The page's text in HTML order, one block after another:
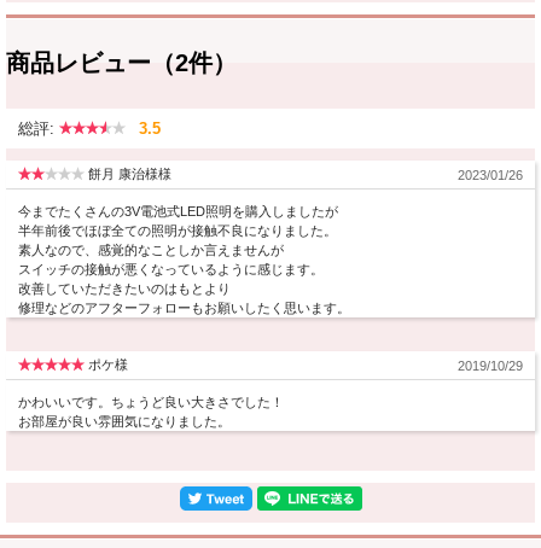
商品レビュー（2件）
総評: 3.5
餅月 康治様様 2023/01/26
今までたくさんの3V電池式LED照明を購入しましたが
半年前後でほぼ全ての照明が接触不良になりました。
素人なので、感覚的なことしか言えませんが
スイッチの接触が悪くなっているように感じます。
改善していただきたいのはもとより
修理などのアフターフォローもお願いしたく思います。
ポケ様 2019/10/29
かわいいです。ちょうど良い大きさでした！
お部屋が良い雰囲気になりました。